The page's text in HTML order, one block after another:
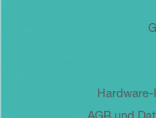
Hardware-